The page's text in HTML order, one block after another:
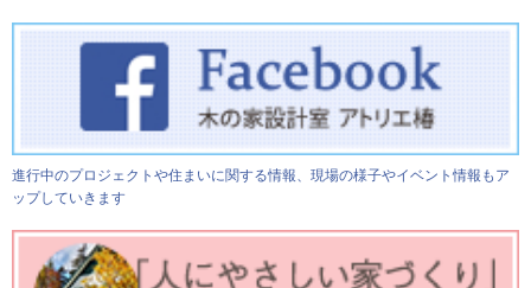
進行中のプロジェクトや住まいに関する情報、現場の様子やイベント情報もア
ップしていきます